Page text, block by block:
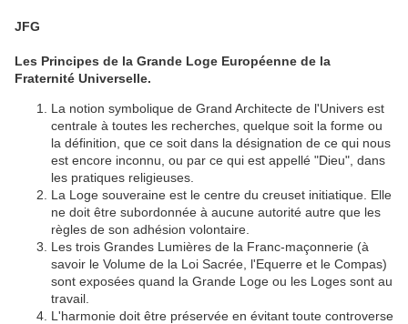
JFG
Les Principes de la Grande Loge Européenne de la
Fraternité Universelle.
La notion symbolique de Grand Architecte de l'Univers est
centrale à toutes les recherches, quelque soit la forme ou
la définition, que ce soit dans la désignation de ce qui nous
est encore inconnu, ou par ce qui est appellé "Dieu", dans
les pratiques religieuses.
La Loge souveraine est le centre du creuset initiatique. Elle
ne doit être subordonnée à aucune autorité autre que les
règles de son adhésion volontaire.
Les trois Grandes Lumières de la Franc-maçonnerie (à
savoir le Volume de la Loi Sacrée, l'Equerre et le Compas)
sont exposées quand la Grande Loge ou les Loges sont au
travail.
L'harmonie doit être préservée en évitant toute controverse